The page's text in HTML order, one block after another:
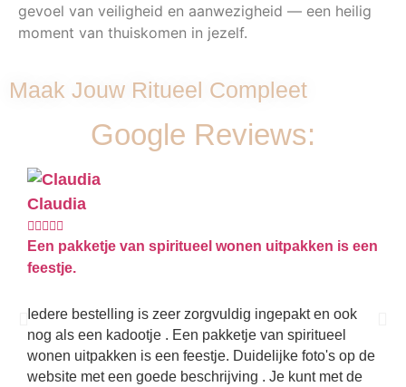
gevoel van veiligheid en aanwezigheid — een heilig
moment van thuiskomen in jezelf.
Maak Jouw Ritueel Compleet
Google Reviews:
Claudia

Een pakketje van spiritueel wonen uitpakken is een
feestje.
Iedere bestelling is zeer zorgvuldig ingepakt en ook
nog als een kadootje . Een pakketje van spiritueel
wonen uitpakken is een feestje. Duidelijke foto's op de
website met een goede beschrijving . Je kunt met de